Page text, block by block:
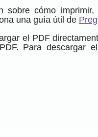
sobre cómo
una guía útil de
el PDF
Para descargar